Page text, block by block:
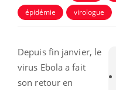
épidémie
virologue
Depuis fin janvier, le
virus Ebola a fait
son retour en